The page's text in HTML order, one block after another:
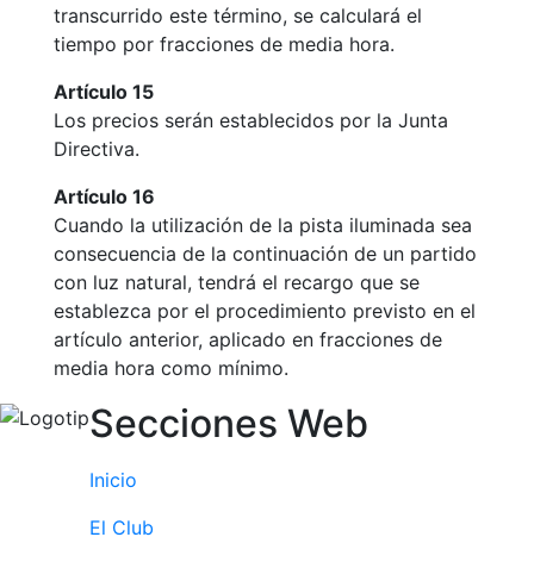
transcurrido este término, se calculará el
tiempo por fracciones de media hora.
Artículo 15
Los precios serán establecidos por la Junta
Directiva.
Artículo 16
Cuando la utilización de la pista iluminada sea
consecuencia de la continuación de un partido
con luz natural, tendrá el recargo que se
establezca por el procedimiento previsto en el
artículo anterior, aplicado en fracciones de
media hora como mínimo.
Secciones Web
Inicio
El Club